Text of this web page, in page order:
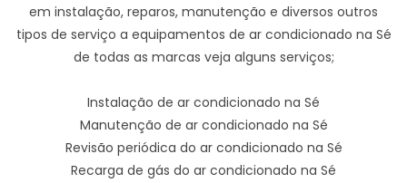
em instalação, reparos, manutenção e diversos outros
tipos de serviço a equipamentos de ar condicionado na Sé
de todas as marcas veja alguns serviços;
Instalação de ar condicionado na Sé
Manutenção de ar condicionado na Sé
Revisão periódica do ar condicionado na Sé
Recarga de gás do ar condicionado na Sé